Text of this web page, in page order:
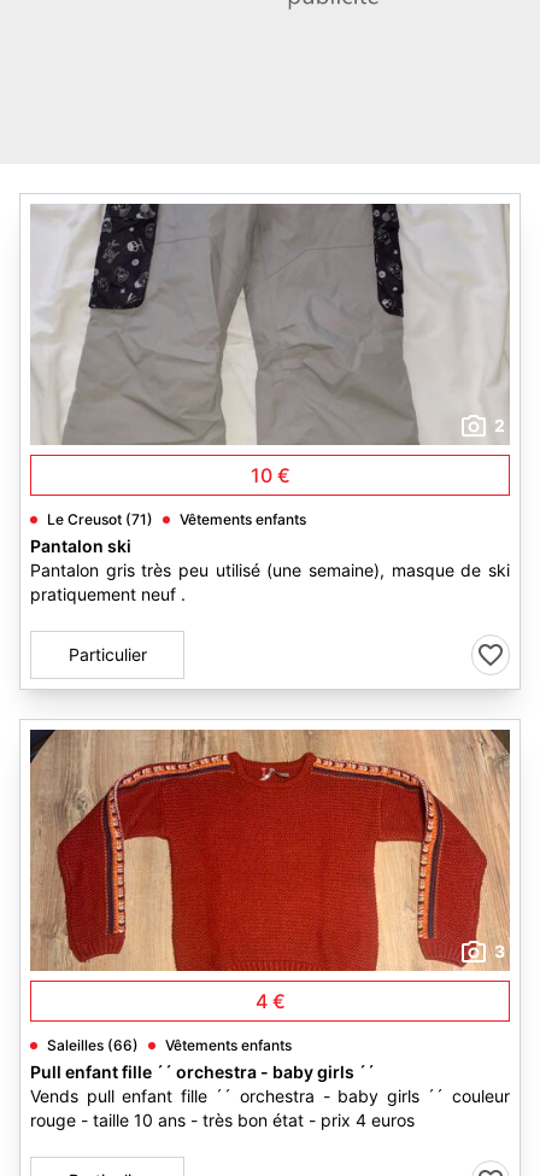
2
10 €
Le Creusot (71) Vêtements enfants
Pantalon ski
Pantalon gris très peu utilisé (une semaine), masque de ski
pratiquement neuf .
Particulier
3
4 €
Saleilles (66) Vêtements enfants
Pull enfant fille ´´ orchestra - baby girls ´´
Vends pull enfant fille ´´ orchestra - baby girls ´´ couleur
rouge - taille 10 ans - très bon état - prix 4 euros